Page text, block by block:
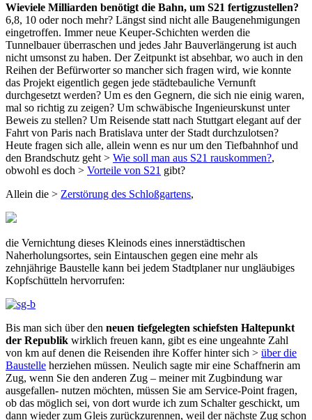
Wieviele Milliarden benötigt die Bahn, um S21 fertigzustellen?
6,8, 10 oder noch mehr? Längst sind nicht alle Baugenehmigungen
eingetroffen. Immer neue Keuper-Schichten werden die
Tunnelbauer überraschen und jedes Jahr Bauverlängerung ist auch
nicht umsonst zu haben. Der Zeitpunkt ist absehbar, wo auch in den
Reihen der Befürworter so mancher sich fragen wird, wie konnte
das Projekt eigentlich gegen jede städtebauliche Vernunft
durchgesetzt werden? Um es den Gegnern, die sich nie einig waren,
mal so richtig zu zeigen? Um schwäbische Ingenieurskunst unter
Beweis zu stellen? Um Reisende statt nach Stuttgart elegant auf der
Fahrt von Paris nach Bratislava unter der Stadt durchzulotsen?
Heute fragen sich alle, allein wenn es nur um den Tiefbahnhof und
den Brandschutz geht > Wie soll man aus S21 rauskommen?,
obwohl es doch > Vorteile von S21 gibt?
Allein die > Zerstörung des Schloßgartens,
die Vernichtung dieses Kleinods eines innerstädtischen
Naherholungsortes, sein Eintauschen gegen eine mehr als
zehnjährige Baustelle kann bei jedem Stadtplaner nur ungläubiges
Kopfschütteln hervorrufen:
Bis man sich über den neuen tiefgelegten schiefsten Haltepunkt
der Republik wirklich freuen kann, gibt es eine ungeahnte Zahl
von km auf denen die Reisenden ihre Koffer hinter sich > über die
Baustelle herziehen müssen. Neulich sagte mir eine Schaffnerin am
Zug, wenn Sie den anderen Zug – meiner mit Zugbindung war
ausgefallen- nutzen möchten, müssen Sie am Service-Point fragen,
ob das möglich sei, von dort wurde ich zum Schalter geschickt, um
dann wieder zum Gleis zurückzurennen, weil der nächste Zug schon